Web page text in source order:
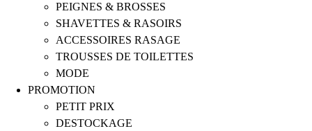
PEIGNES & BROSSES
SHAVETTES & RASOIRS
ACCESSOIRES RASAGE
TROUSSES DE TOILETTES
MODE
PROMOTION
PETIT PRIX
DESTOCKAGE